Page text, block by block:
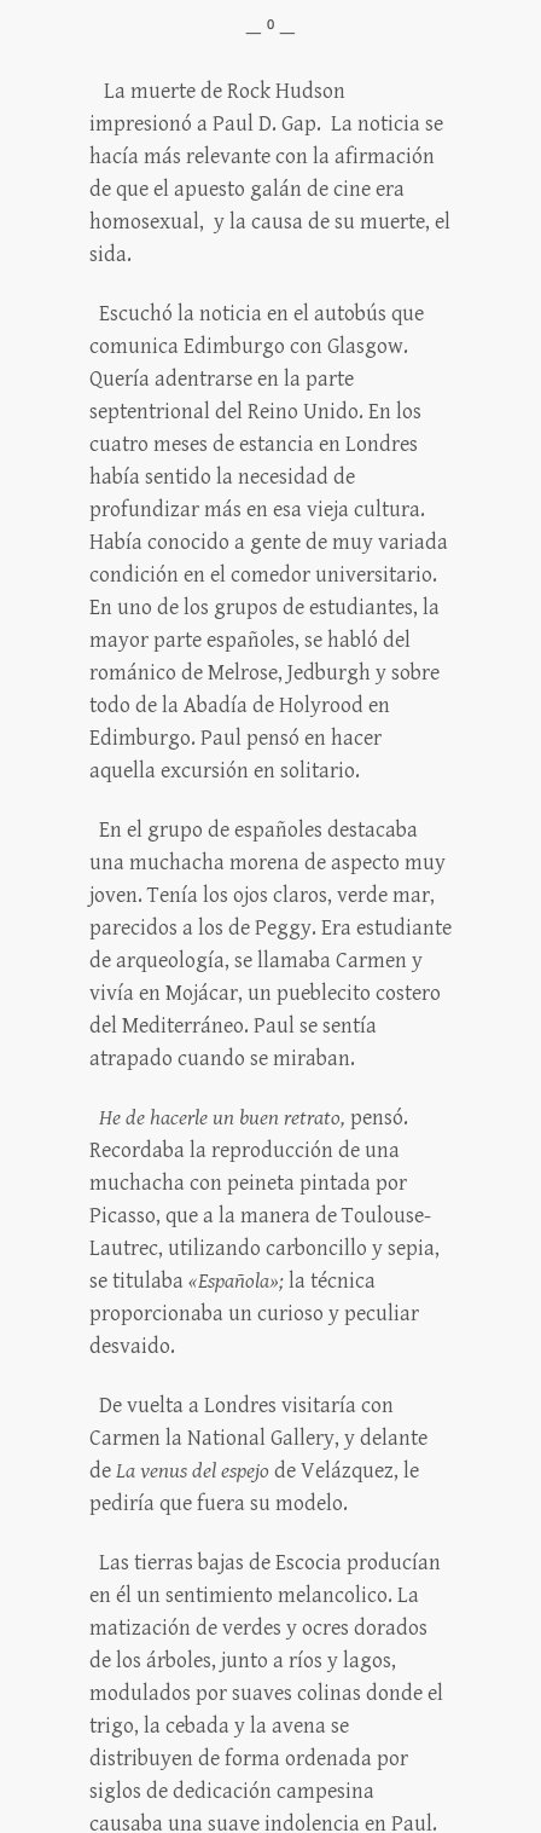
— ⁰ —
La muerte de Rock Hudson
impresionó a Paul D. Gap. La noticia se
hacía más relevante con la afirmación
de que el apuesto galán de cine era
homosexual, y la causa de su muerte, el
sida.
Escuchó la noticia en el autobús que
comunica Edimburgo con Glasgow.
Quería adentrarse en la parte
septentrional del Reino Unido. En los
cuatro meses de estancia en Londres
había sentido la necesidad de
profundizar más en esa vieja cultura.
Había conocido a gente de muy variada
condición en el comedor universitario.
En uno de los grupos de estudiantes, la
mayor parte españoles, se habló del
románico de Melrose, Jedburgh y sobre
todo de la Abadía de Holyrood en
Edimburgo. Paul pensó en hacer
aquella excursión en solitario.
En el grupo de españoles destacaba
una muchacha morena de aspecto muy
joven. Tenía los ojos claros, verde mar,
parecidos a los de Peggy. Era estudiante
de arqueología, se llamaba Carmen y
vivía en Mojácar, un pueblecito costero
del Mediterráneo. Paul se sentía
atrapado cuando se miraban.
He de hacerle un buen retrato, pensó.
Recordaba la reproducción de una
muchacha con peineta pintada por
Picasso, que a la manera de Toulouse-
Lautrec, utilizando carboncillo y sepia,
se titulaba «Española»;la técnica
proporcionaba un curioso y peculiar
desvaido.
De vuelta a Londres visitaría con
Carmen la National Gallery, y delante
deLa venus del espejo de Velázquez, le
pediría que fuera su modelo.
Las tierras bajas de Escocia producían
en él un sentimiento melancolico. La
matización de verdes y ocres dorados
de los árboles, junto a ríos y lagos,
modulados por suaves colinas donde el
trigo, la cebada y la avena se
distribuyen de forma ordenada por
siglos de dedicación campesina
causaba una suave indolencia en Paul.